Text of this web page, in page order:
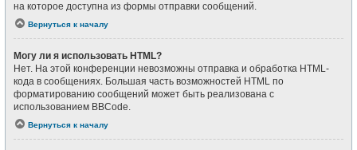
на которое доступна из формы отправки сообщений.
Вернуться к началу
Могу ли я использовать HTML?
Нет. На этой конференции невозможны отправка и обработка HTML-
кода в сообщениях. Большая часть возможностей HTML по
форматированию сообщений может быть реализована с
использованием BBCode.
Вернуться к началу